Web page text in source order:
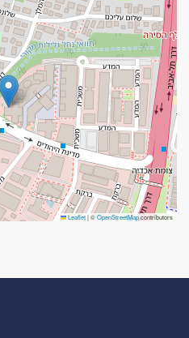
Leaflet|©OpenStreetMapcontributors